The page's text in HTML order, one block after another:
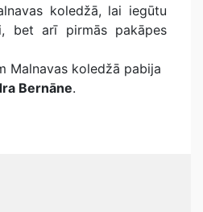
koledžā, lai iegūtu
bet arī pirmās pakāpes
Malnavas koledžā pabija
Bernāne.